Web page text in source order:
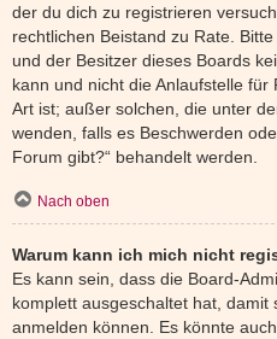
der du dich zu registrieren
rechtlichen Beistand zu Rate.
und der Besitzer dieses Boards
kann und nicht die Anlaufstelle
Art ist; außer solchen, die unter
wenden, falls es Beschwerden
Forum gibt?“ behandelt werden.
Nach oben
Warum kann ich mich nicht
Es kann sein, dass die Board-
komplett ausgeschaltet hat,
anmelden können. Es könnte